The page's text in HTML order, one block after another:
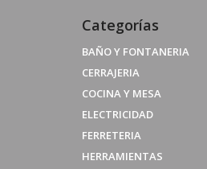
Categorías
BAÑO Y FONTANERIA
CERRAJERIA
COCINA Y MESA
ELECTRICIDAD
FERRETERIA
HERRAMIENTAS